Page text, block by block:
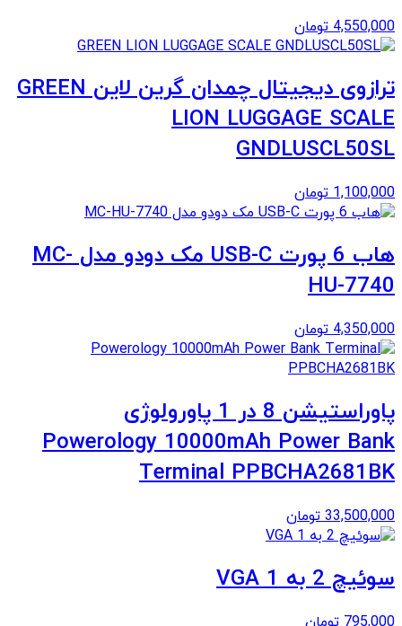
4,550,000 تومان
ترازوی دیجیتال چمدان گرین لاین GREEN
LION LUGGAGE SCALE
GNDLUSCL50SL
1,100,000 تومان
هاب 6 پورت USB-C مک دودو مدل MC-
HU-7740
4,350,000 تومان
پاوراستیشن 8 در 1 پاورولوژی
Powerology 10000mAh Power Bank
Terminal PPBCHA2681BK
33,500,000 تومان
سوئیچ 2 به 1 VGA